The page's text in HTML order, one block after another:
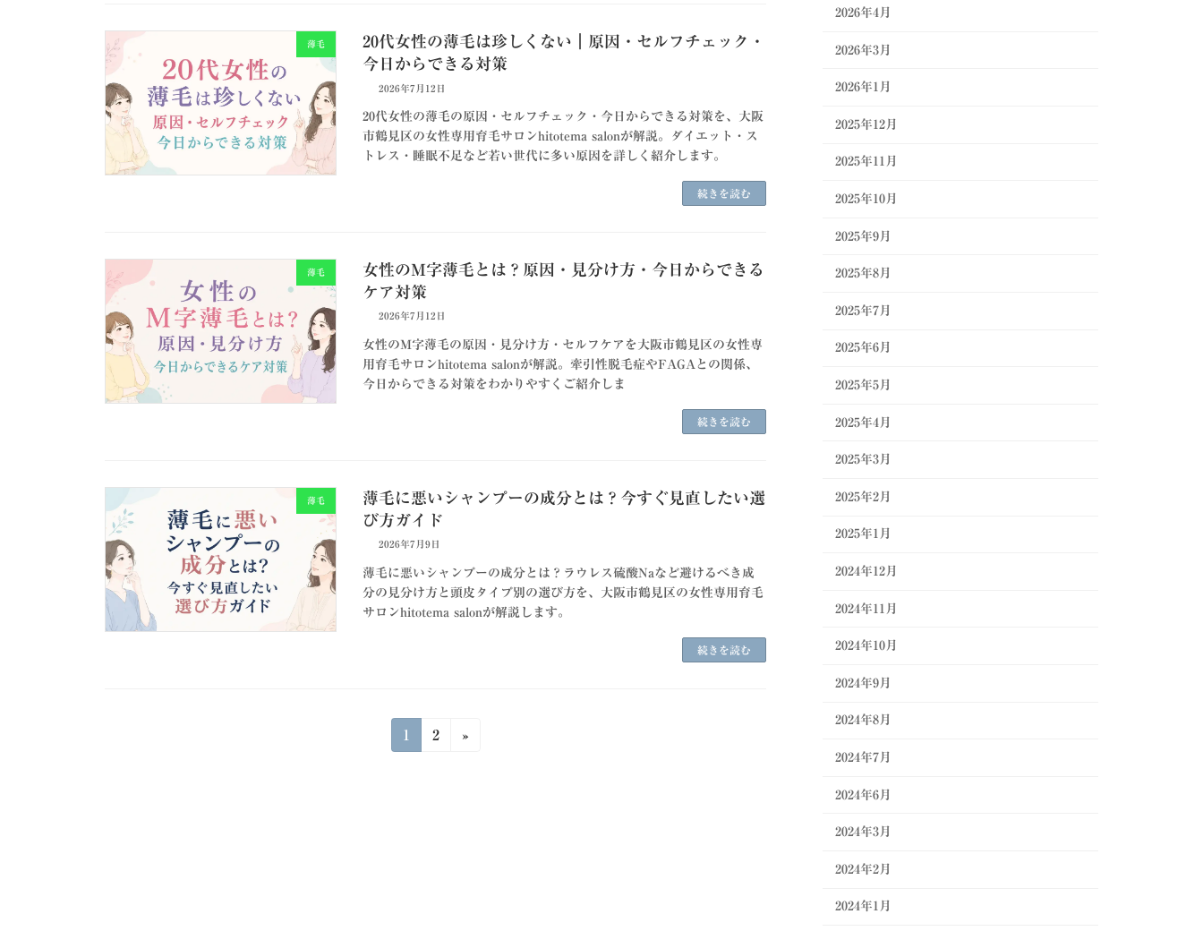
薄毛
20代女性の薄毛は珍しくない｜原因・セルフチェック・
今日からできる対策
2026年7月12日
20代女性の薄毛の原因・セルフチェック・今日からできる対策を、大阪
市鶴見区の女性専用育毛サロンhitotema salonが解説。ダイエット・ス
トレス・睡眠不足など若い世代に多い原因を詳しく紹介します。
続きを読む
薄毛
女性のM字薄毛とは？原因・見分け方・今日からできる
ケア対策
2026年7月12日
女性のM字薄毛の原因・見分け方・セルフケアを大阪市鶴見区の女性専
用育毛サロンhitotema salonが解説。牽引性脱毛症やFAGAとの関係、
今日からできる対策をわかりやすくご紹介しま
続きを読む
薄毛
薄毛に悪いシャンプーの成分とは？今すぐ見直したい選
び方ガイド
2026年7月9日
薄毛に悪いシャンプーの成分とは？ラウレス硫酸Naなど避けるべき成
分の見分け方と頭皮タイプ別の選び方を、大阪市鶴見区の女性専用育毛
サロンhitotema salonが解説します。
続きを読む
固
定
1
固
2 »
2026年4月
2026年3月
2026年1月
2025年12月
2025年11月
2025年10月
2025年9月
2025年8月
2025年7月
2025年6月
2025年5月
2025年4月
2025年3月
2025年2月
2025年1月
2024年12月
2024年11月
2024年10月
2024年9月
2024年8月
2024年7月
2024年6月
2024年3月
2024年2月
2024年1月